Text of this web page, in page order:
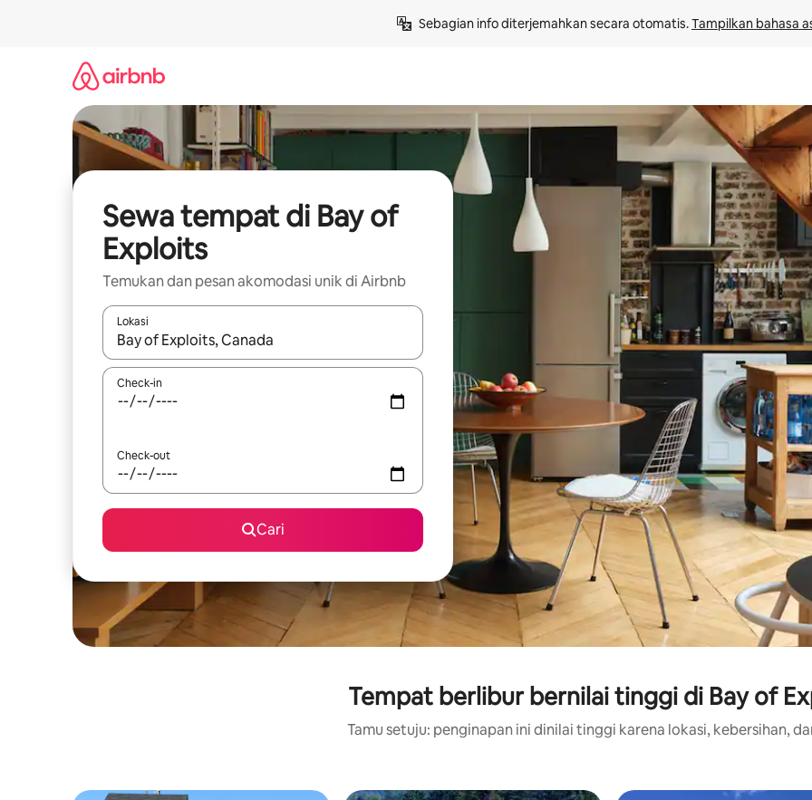
Sebagian info diterjemahkan secara otomatis. Tampilkan bahasa
Sewa tempat di Bay of
Exploits
Temukan dan pesan akomodasi unik di Airbnb
Lokasi
Jika hasil yang dicari tersedia, telusuri dengan tombol panah ke atas dan ke bawah atau jelajahi dengan sentuhan atau
Check-in
Check-out
Cari
Tempat berlibur bernilai tinggi di Bay of
Tamu setuju: penginapan ini dinilai tinggi karena lokasi, kebersihan,